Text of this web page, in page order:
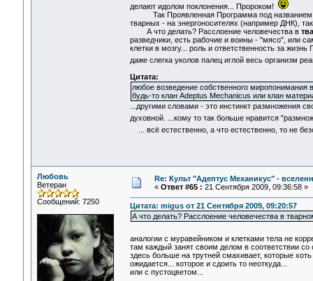
делают идолом поклонения... Пророком!
Так Проявленная Программа под названием
тварных - на энергоносителях (например ДНК),
А что делать? Расслоение человечества в
разведчики, есть рабочие и воины - "мясо", или
клетки в мозгу... роль и ответственность за
даже слегка уколов палец иглой весь организм
Цитата:
любое возведение собственного миропонимания
будь-то клан Adeptus Mechanicus или клан
...другими словами - это инстинкт размножения
духовной. ...кому то так больше нравится
... всё естественно, а что естественно, то не
Любовь
Ветеран
Сообщений: 7250
Re: Культ "Адептус Механикус" -
« Ответ #65 : 21 Сентября 2009, 09:36:58 »
Цитата: migus от 21 Сентября 2009, 09:20:57
А что делать? Расслоение человечества в
аналогии с муравейником и клетками тела не
там каждый занят своим делом в соответствии
здесь больше на трутней смахивает, которые
ожидается... которое и сдоить то неоткуда...
или с пустоцветом...